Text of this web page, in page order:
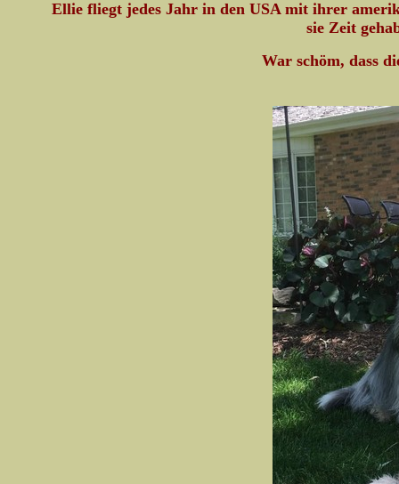
Ellie fliegt jedes Jahr in den USA mit ihrer
sie Zeit
War schöm, dass